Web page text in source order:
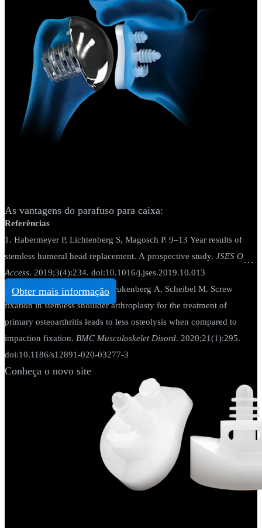
As vantagens do parafuso para caixa:
Referências
1. Habermeyer P, Lichtenberg S, Magosch P. 9–13 Year results of
stemless humeral head replacement. A prospective study. JSES Open
Access. 2019;3(4):234. doi:10.1016/j.jses.2019.10.013
2. Alikhah A, Imiolczyk JP, Krukenberg A, Scheibel M. Screw
fixation in stemless shoulder arthroplasty for the treatment of
primary osteoarthritis leads to less osteolysis when compared to
impaction fixation. BMC Musculoskelet Disord. 2020;21(1):295.
doi:10.1186/s12891-020-03277-3
Conheça o novo site
Obter mais informação